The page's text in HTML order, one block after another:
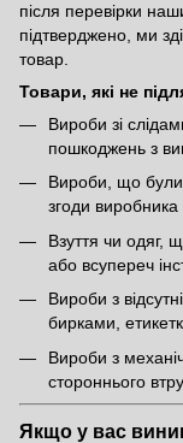
після перевірки
підтверджено, ми
товар.
Товари, які не
Вироби зі
пошкоджень з
Вироби, що були
згоди виробника
Взуття чи одяг,
або всупереч
Вироби з
бирками,
Вироби з
стороннього
Якщо у вас